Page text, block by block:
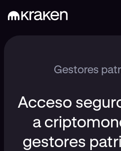
Gestores
Acceso
a
gestores